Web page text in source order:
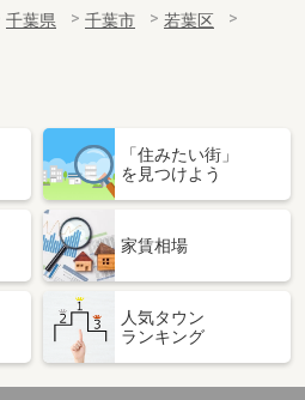
千葉県 千葉市
若葉区
「住みたい街」
を見つけよう
家賃相場
人気タウン
ランキング